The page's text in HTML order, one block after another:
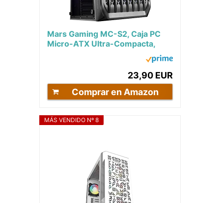
Mars Gaming MC-S2, Caja PC
Micro-ATX Ultra-Compacta,
Rejilla Frontal, 2x Ventiladores
23,90 EUR
Comprar en Amazon
MÁS VENDIDO Nº 8